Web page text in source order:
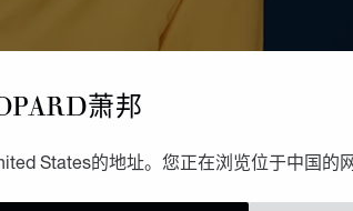
萧邦
States的地址。您正在浏览位于中国的